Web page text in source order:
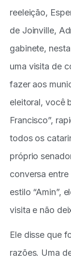
reeleição,
de Joinville,
gabinete,
uma visita de
fazer aos
eleitoral, você
Francisco”,
todos os
próprio
conversa
estilo “Amin”,
visita e não
Ele disse que
razões. Uma